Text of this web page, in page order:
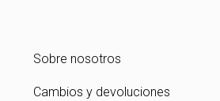
Sobre nosotros
Cambios y devoluciones